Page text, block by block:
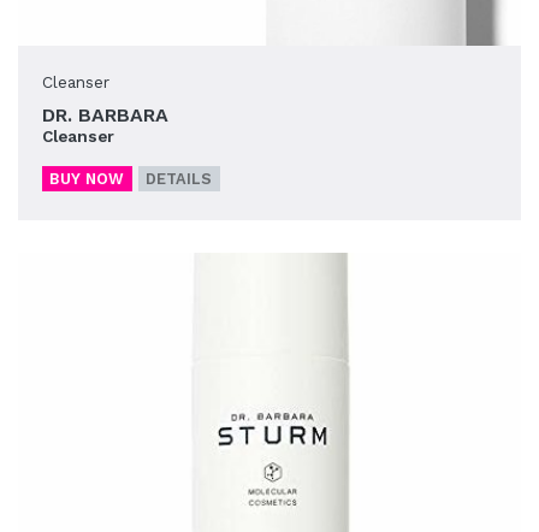
Cleanser
DR. BARBARA
Cleanser
BUY NOW DETAILS